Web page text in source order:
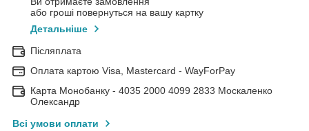
або гроші повернуться на вашу картку
Детальніше
Післяплата
Оплата картою Visa, Mastercard - WayForPay
Карта Монобанку - 4035 2000 4099 2833 Москаленко
Олександр
Всі умови оплати